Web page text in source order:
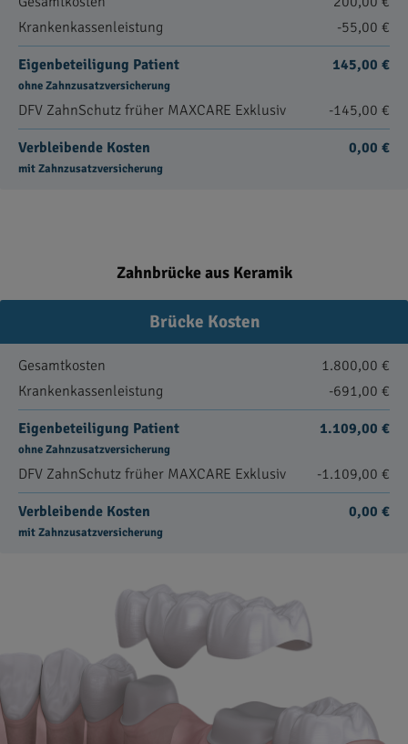
Krankenkassenleistung
-55,00 €
Eigenbeteiligung Patient
ohne Zahnzusatzversicherung
145,00 €
DFV ZahnSchutz früher MAXCARE Exklusiv -145,00 €
Verbleibende Kosten
mit Zahnzusatzversicherung
0,00 €
Zahnbrücke aus Keramik
Brücke Kosten
Gesamtkosten
1.800,00 €
Krankenkassenleistung
-691,00 €
Eigenbeteiligung Patient
ohne Zahnzusatzversicherung
1.109,00 €
DFV ZahnSchutz früher MAXCARE Exklusiv -1.109,00 €
Verbleibende Kosten
mit Zahnzusatzversicherung
0,00 €